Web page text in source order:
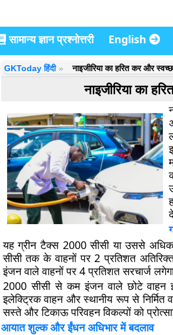
सामान्य ज्ञान प्रश्नोत्तरी English
GKToday हिंदी नाइजीरिया का हरित कर और स्वच्छ
नाइजीरिया का
यह ग्रीन टैक्स 2000 सीसी या उससे
सीसी तक के वाहनों पर 2 प्रतिशत
इंजन वाले वाहनों पर 4 प्रतिशत सरचार्ज
2000 सीसी से कम इंजन वाले छोटे
इलेक्ट्रिक वाहन और स्थानीय रूप से
सस्ते और टिकाऊ परिवहन विकल्पों को
आयात शुल्क और ईंधन अधिभार में बदलाव